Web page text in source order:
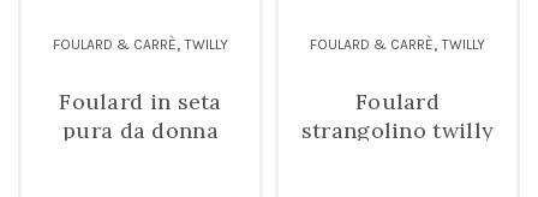
FOULARD & CARRÈ,TWILLY
Foulard in seta
pura da donna
FOULARD & CARRÈ,TWILLY
Foulard
strangolino twilly